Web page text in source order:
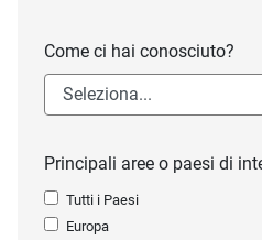
Come ci hai conosciuto?
Principali aree o paesi di
Tutti i Paesi
Europa